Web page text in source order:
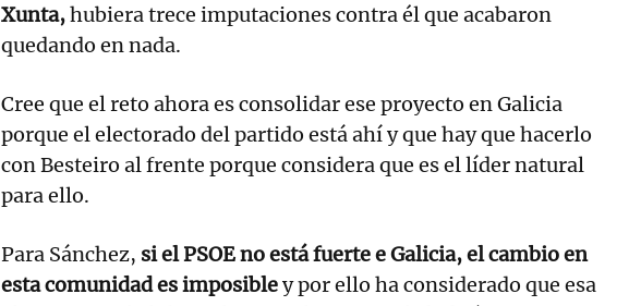
Xunta,hubiera trece imputaciones contra él que acabaron
quedando en nada.
Cree que el reto ahora es consolidar ese proyecto en Galicia
porque el electorado del partido está ahí y que hay que hacerlo
con Besteiro al frente porque considera que es el líder natural
para ello.
Para Sánchez, si el PSOE no está fuerte e Galicia, el cambio en
esta comunidad es imposibley por ello ha considerado que esa